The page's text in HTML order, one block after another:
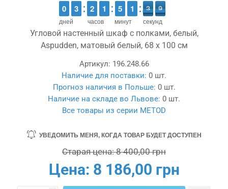
дней
9
9
0
0 2
2
3
3
часов
1
1
2
2 1
1
1
1
минут
4
4
5
5 1
1
1
1
секунд
4
3
3 9
9
8
Угловой настенный шкаф с полками, белый,
Aspudden, матовый белый, 68 x 100 см
Артикул: 196.248.66
Наличие для поставки: 0 шт.
Прогноз наличия в Польше: 0 шт.
Наличие на складе во Львове: 0 шт.
Все товары из серии METOD
УВЕДОМИТЬ МЕНЯ, КОГДА ТОВАР БУДЕТ ДОСТУПЕН
Старая цена: 8 400,00 грн
Цена: 8 186,00 грн